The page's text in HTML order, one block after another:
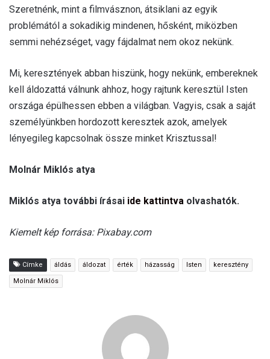
Szeretnénk, mint a filmvásznon, átsiklani az egyik
problémától a sokadikig mindenen, hősként, miközben
semmi nehézséget, vagy fájdalmat nem okoz nekünk.
Mi, keresztények abban hiszünk, hogy nekünk, embereknek
kell áldozattá válnunk ahhoz, hogy rajtunk keresztül Isten
országa épülhessen ebben a világban. Vagyis, csak a saját
személyünkben hordozott keresztek azok, amelyek
lényegileg kapcsolnak össze minket Krisztussal!
Molnár Miklós atya
Miklós atya további írásai ide kattintva olvashatók.
Kiemelt kép forrása: Pixabay.com
Címke áldás áldozat érték házasság Isten keresztény
Molnár Miklós